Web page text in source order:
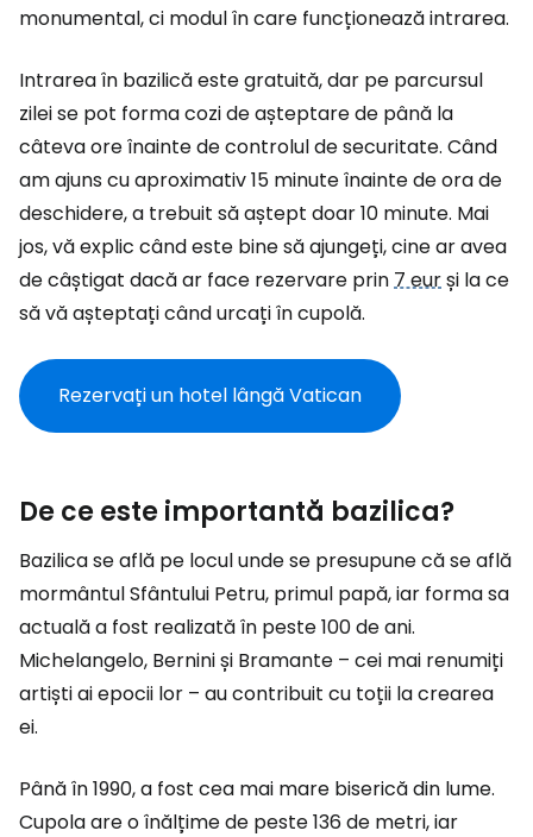
monumental, ci modul în care funcționează intrarea.
Intrarea în bazilică este gratuită, dar pe parcursul
zilei se pot forma cozi de așteptare de până la
câteva ore înainte de controlul de securitate. Când
am ajuns cu aproximativ 15 minute înainte de ora de
deschidere, a trebuit să aștept doar 10 minute. Mai
jos, vă explic când este bine să ajungeți, cine ar avea
de câștigat dacă ar face rezervare prin7 eurși la ce
să vă așteptați când urcați în cupolă.
Rezervați un hotel lângă Vatican
De ce este importantă bazilica?
Bazilica se află pe locul unde se presupune că se află
mormântul Sfântului Petru, primul papă, iar forma sa
actuală a fost realizată în peste 100 de ani.
Michelangelo, Bernini și Bramante – cei mai renumiți
artiști ai epocii lor – au contribuit cu toții la crearea
ei.
Până în 1990, a fost cea mai mare biserică din lume.
Cupola are o înălțime de peste 136 de metri, iar